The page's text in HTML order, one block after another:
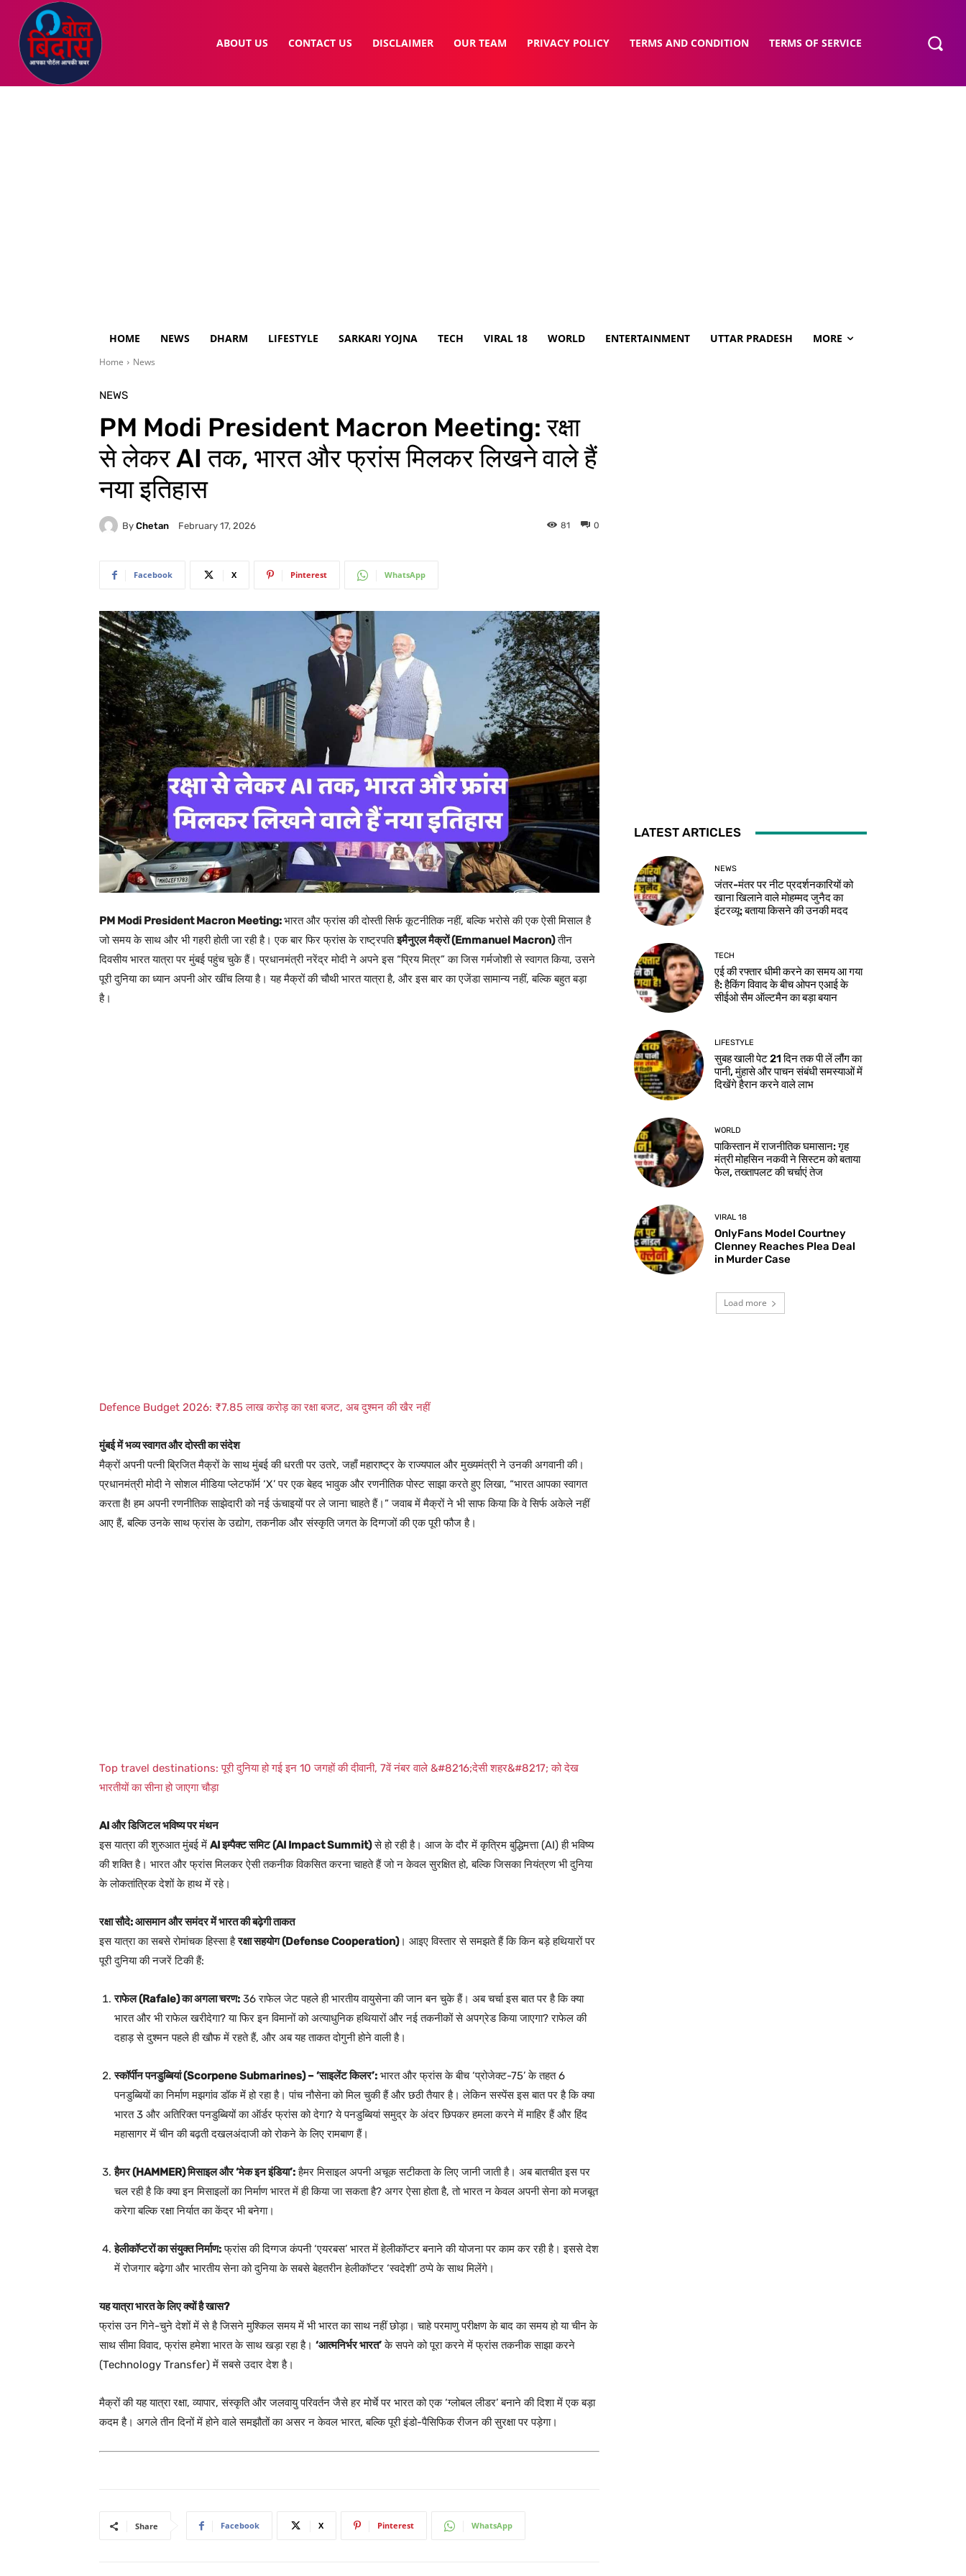
ABOUT US CONTACT US DISCLAIMER OUR TEAM PRIVACY POLICY TERMS AND CONDITION TERMS OF SERVICE
HOME NEWS DHARM LIFESTYLE SARKARI YOJNA TECH VIRAL 18 WORLD ENTERTAINMENT UTTAR PRADESH MORE
Home News
NEWS
PM Modi President Macron Meeting: रक्षा
से लेकर AI तक, भारत और फ्रांस मिलकर लिखने वाले हैं
नया इतिहास
By Chetan February 17, 2026 0
81
Facebook X Pinterest WhatsApp
PM Modi President Macron Meeting:भारत और फ्रांस की दोस्ती सिर्फ कूटनीतिक नहीं, बल्कि भरोसे की एक ऐसी मिसाल है
जो समय के साथ और भी गहरी होती जा रही है। एक बार फिर फ्रांस के राष्ट्रपतिइमैनुएल मैक्रों (Emmanuel Macron)तीन
दिवसीय भारत यात्रा पर मुंबई पहुंच चुके हैं। प्रधानमंत्री नरेंद्र मोदी ने अपने इस “प्रिय मित्र” का जिस गर्मजोशी से स्वागत किया, उसने
पूरी दुनिया का ध्यान अपनी ओर खींच लिया है। यह मैक्रों की चौथी भारत यात्रा है, और इस बार का एजेंडा सामान्य नहीं, बल्कि बहुत बड़ा
है।
Defence Budget 2026: ₹7.85 लाख करोड़ का रक्षा बजट, अब दुश्मन की खैर नहीं
मुंबई में भव्य स्वागत और दोस्ती का संदेश
मैक्रों अपनी पत्नी ब्रिजित मैक्रों के साथ मुंबई की धरती पर उतरे, जहाँ महाराष्ट्र के राज्यपाल और मुख्यमंत्री ने उनकी अगवानी की।
प्रधानमंत्री मोदी ने सोशल मीडिया प्लेटफॉर्म ‘X’ पर एक बेहद भावुक और रणनीतिक पोस्ट साझा करते हुए लिखा, “भारत आपका स्वागत
करता है! हम अपनी रणनीतिक साझेदारी को नई ऊंचाइयों पर ले जाना चाहते हैं।”जवाब में मैक्रों ने भी साफ किया कि वे सिर्फ अकेले नहीं
आए हैं, बल्कि उनके साथ फ्रांस के उद्योग, तकनीक और संस्कृति जगत के दिग्गजों की एक पूरी फौज है।
Top travel destinations: पूरी दुनिया हो गई इन 10 जगहों की दीवानी, 7वें नंबर वाले &#8216;देसी शहर&#8217; को देख
भारतीयों का सीना हो जाएगा चौड़ा
AI और डिजिटल भविष्य पर मंथन
इस यात्रा की शुरुआत मुंबई में AI इम्पैक्ट समिट (AI Impact Summit)से हो रही है। आज के दौर में कृत्रिम बुद्धिमत्ता (AI) ही भविष्य
की शक्ति है। भारत और फ्रांस मिलकर ऐसी तकनीक विकसित करना चाहते हैं जो न केवल सुरक्षित हो, बल्कि जिसका नियंत्रण भी दुनिया
के लोकतांत्रिक देशों के हाथ में रहे।
रक्षा सौदे: आसमान और समंदर में भारत की बढ़ेगी ताकत
इस यात्रा का सबसे रोमांचक हिस्सा हैरक्षा सहयोग (Defense Cooperation)। आइए विस्तार से समझते हैं कि किन बड़े हथियारों पर
पूरी दुनिया की नजरें टिकी हैं:
राफेल (Rafale) का अगला चरण: 36 राफेल जेट पहले ही भारतीय वायुसेना की जान बन चुके हैं। अब चर्चा इस बात पर है कि क्या
भारत और भी राफेल खरीदेगा? या फिर इन विमानों को अत्याधुनिक हथियारों और नई तकनीकों से अपग्रेड किया जाएगा? राफेल की
दहाड़ से दुश्मन पहले ही खौफ में रहते हैं, और अब यह ताकत दोगुनी होने वाली है।
स्कॉर्पीन पनडुब्बियां (Scorpene Submarines) – ‘साइलेंट किलर’: भारत और फ्रांस के बीच ‘प्रोजेक्ट-75’ के तहत 6
पनडुब्बियों का निर्माण मझगांव डॉक में हो रहा है। पांच नौसेना को मिल चुकी हैं और छठी तैयार है। लेकिन सस्पेंस इस बात पर है कि क्या
भारत 3 और अतिरिक्त पनडुब्बियों का ऑर्डर फ्रांस को देगा? ये पनडुब्बियां समुद्र के अंदर छिपकर हमला करने में माहिर हैं और हिंद
महासागर में चीन की बढ़ती दखलअंदाजी को रोकने के लिए रामबाण हैं।
हैमर (HAMMER) मिसाइल और ‘मेक इन इंडिया’:हैमर मिसाइल अपनी अचूक सटीकता के लिए जानी जाती है। अब बातचीत इस पर
चल रही है कि क्या इन मिसाइलों का निर्माण भारत में ही किया जा सकता है? अगर ऐसा होता है, तो भारत न केवल अपनी सेना को मजबूत
करेगा बल्कि रक्षा निर्यात का केंद्र भी बनेगा।
हेलीकॉप्टरों का संयुक्त निर्माण:फ्रांस की दिग्गज कंपनी ‘एयरबस’ भारत में हेलीकॉप्टर बनाने की योजना पर काम कर रही है। इससे देश
में रोजगार बढ़ेगा और भारतीय सेना को दुनिया के सबसे बेहतरीन हेलीकॉप्टर ‘स्वदेशी’ ठप्पे के साथ मिलेंगे।
यह यात्रा भारत के लिए क्यों है खास?
फ्रांस उन गिने-चुने देशों में से है जिसने मुश्किल समय में भी भारत का साथ नहीं छोड़ा। चाहे परमाणु परीक्षण के बाद का समय हो या चीन के
साथ सीमा विवाद, फ्रांस हमेशा भारत के साथ खड़ा रहा है। ‘आत्मनिर्भर भारत’के सपने को पूरा करने में फ्रांस तकनीक साझा करने
(Technology Transfer) में सबसे उदार देश है।
मैक्रों की यह यात्रा रक्षा, व्यापार, संस्कृति और जलवायु परिवर्तन जैसे हर मोर्चे पर भारत को एक ‘ग्लोबल लीडर’ बनाने की दिशा में एक बड़ा
कदम है। अगले तीन दिनों में होने वाले समझौतों का असर न केवल भारत, बल्कि पूरी इंडो-पैसिफिक रीजन की सुरक्षा पर पड़ेगा।
Share Facebook X Pinterest WhatsApp
LATEST ARTICLES
NEWS
जंतर-मंतर पर नीट प्रदर्शनकारियों को
खाना खिलाने वाले मोहम्मद जुनैद का
इंटरव्यू: बताया किसने की उनकी मदद
TECH
एई की रफ्तार धीमी करने का समय आ गया
है: हैकिंग विवाद के बीच ओपन एआई के
सीईओ सैम ऑल्टमैन का बड़ा बयान
LIFESTYLE
सुबह खाली पेट 21 दिन तक पी लें लौंग का
पानी, मुंहासे और पाचन संबंधी समस्याओं में
दिखेंगे हैरान करने वाले लाभ
WORLD
पाकिस्तान में राजनीतिक घमासान: गृह
मंत्री मोहसिन नकवी ने सिस्टम को बताया
फेल, तख्तापलट की चर्चाएं तेज
VIRAL 18
OnlyFans Model Courtney
Clenney Reaches Plea Deal
in Murder Case
Load more